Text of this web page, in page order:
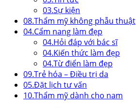
03.Sự kiện
08.Thẩm mỹ không phẫu thuật
04.Cẩm nang làm đẹp
04.Hỏi đáp với bác sĩ
04.Kiến thức làm đẹp
04.Từ điển làm đẹp
09.Trẻ hóa – Điều trị da
05.Đặt lịch tư vấn
10.Thẩm mỹ dành cho nam